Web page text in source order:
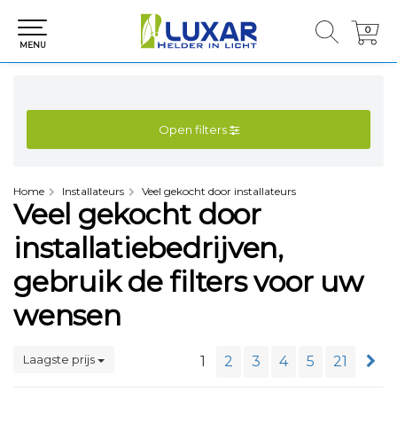
0
0
MENU
Open filters
Home Installateurs Veel gekocht door installateurs
Veel gekocht door
installatiebedrijven,
gebruik de filters voor uw
wensen
Laagste prijs 1 2 3 4 5 21